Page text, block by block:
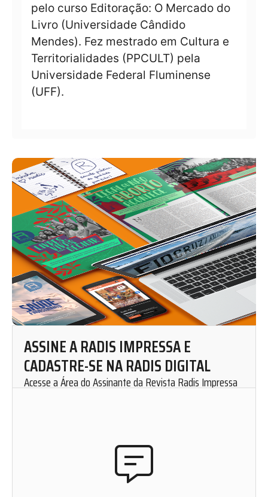
pelo curso Editoração: O Mercado do
Livro (Universidade Cândido
Mendes). Fez mestrado em Cultura e
Territorialidades (PPCULT) pela
Universidade Federal Fluminense
(UFF).
ASSINE A RADIS IMPRESSA E
CADASTRE-SE NA RADIS DIGITAL
Acesse a Área do Assinante da Revista Radis Impressa
ACESSAR ÁREA DO ASSINANTE